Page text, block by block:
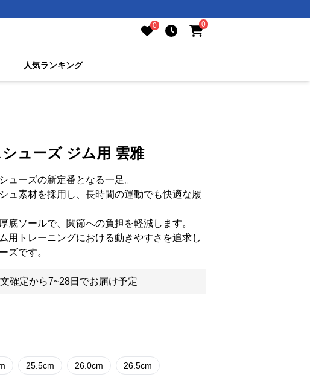
0 0
人気ランキング
ューズ ジム用 雲雅
ューズの新定番となる一足。
ュ素材を採用し、長時間の運動でも快適な履
底ソールで、関節への負担を軽減します。
用トレーニングにおける動きやすさを追求し
ズです。
確定から7~28日でお届け予定
25.5cm 26.0cm 26.5cm